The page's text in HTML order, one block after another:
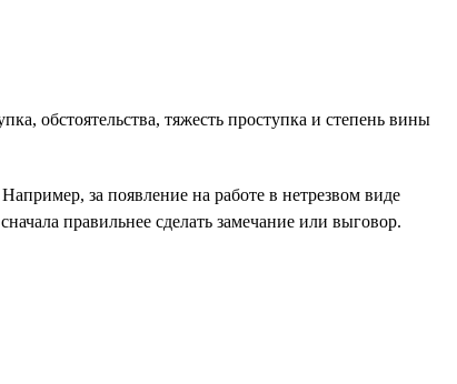
обстоятельства, тяжесть проступка и степень вины
за появление на работе в нетрезвом виде
правильнее сделать замечание или выговор.